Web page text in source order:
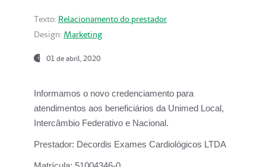
Texto: Relacionamento do prestador
Design: Marketing
01 de abril, 2020
Informamos o novo credenciamento para
atendimentos aos beneficiários da Unimed Local,
Intercâmbio Federativo e Nacional.
Prestador: Decordis Exames Cardiológicos LTDA